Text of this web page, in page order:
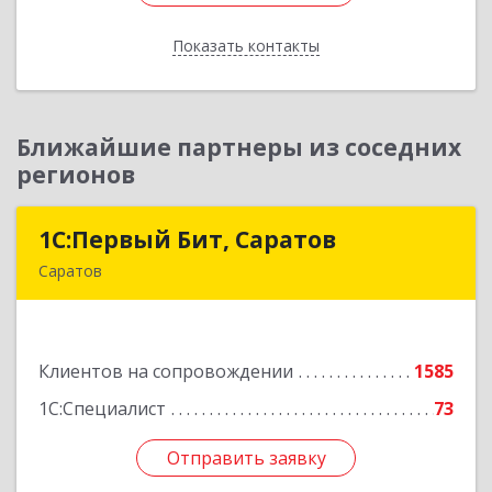
Показать контакты
Назад
Ближайшие партнеры из соседних
регионов
1С:Первый Бит, Саратов
Саратов
Клиентов на сопровождении
1585
1С:Специалист
73
Отправить заявку
1С:Первый Бит, Саратов
Подробнее
Отправить заявку